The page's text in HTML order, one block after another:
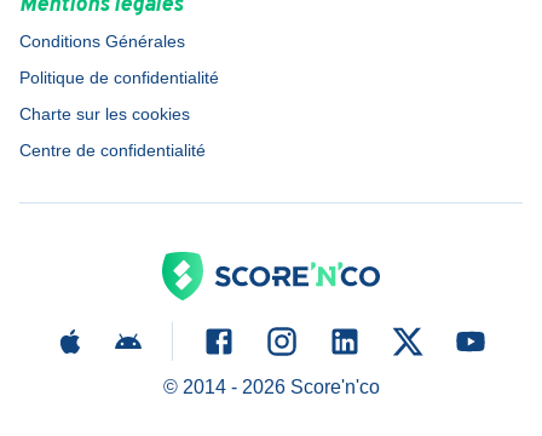
Conditions Générales
Politique de confidentialité
Charte sur les cookies
Centre de confidentialité
© 2014 - 2026Score'n'co